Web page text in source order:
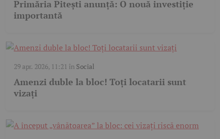
Primăria Pitești anunță: O nouă investiție
importantă
29 apr. 2026, 11:21 în Social
Amenzi duble la bloc! Toți locatarii sunt
vizați